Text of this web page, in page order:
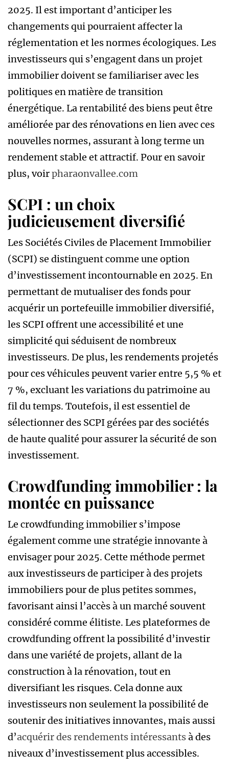
2025. Il est important d’anticiper les
changements qui pourraient affecter la
réglementation et les normes écologiques. Les
investisseurs qui s’engagent dans un projet
immobilier doivent se familiariser avec les
politiques en matière de transition
énergétique. La rentabilité des biens peut être
améliorée par des rénovations en lien avec ces
nouvelles normes, assurant à long terme un
rendement stable et attractif. Pour en savoir
plus, voirpharaonvallee.com
SCPI : un choix
judicieusement diversifié
Les Sociétés Civiles de Placement Immobilier
(SCPI) se distinguent comme une option
d’investissement incontournable en 2025. En
permettant de mutualiser des fonds pour
acquérir un portefeuille immobilier diversifié,
les SCPI offrent une accessibilité et une
simplicité qui séduisent de nombreux
investisseurs. De plus, les rendements projetés
pour ces véhicules peuvent varier entre 5,5 % et
7 %, excluant les variations du patrimoine au
fil du temps. Toutefois, il est essentiel de
sélectionner des SCPI gérées par des sociétés
de haute qualité pour assurer la sécurité de son
investissement.
Crowdfunding immobilier : la
montée en puissance
Le crowdfunding immobilier s’impose
également comme une stratégie innovante à
envisager pour 2025. Cette méthode permet
aux investisseurs de participer à des projets
immobiliers pour de plus petites sommes,
favorisant ainsi l’accès à un marché souvent
considéré comme élitiste. Les plateformes de
crowdfunding offrent la possibilité d’investir
dans une variété de projets, allant de la
construction à la rénovation, tout en
diversifiant les risques. Cela donne aux
investisseurs non seulement la possibilité de
soutenir des initiatives innovantes, mais aussi
d’acquérir des rendements intéressantsà des
niveaux d’investissement plus accessibles.